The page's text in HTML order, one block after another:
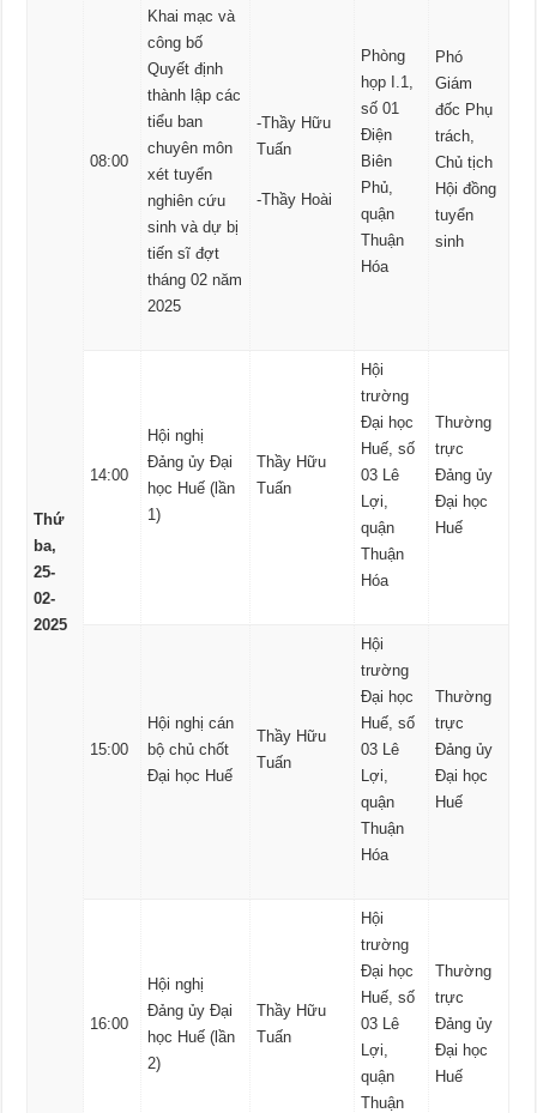
Thứ
ba,
25-
02-
2025
08:00
Khai mạc và
công bố
Quyết định
thành lập các
tiểu ban
chuyên môn
xét tuyển
nghiên cứu
sinh và dự bị
tiến sĩ đợt
tháng 02 năm
2025
-Thầy Hữu
Tuấn
-Thầy Hoài
Phòng
họp I.1,
số 01
Điện
Biên
Phủ,
quận
Thuận
Hóa
Phó
Giám
đốc Phụ
trách,
Chủ tịch
Hội đồng
tuyển
sinh
14:00
Hội nghị
Đảng ủy Đại
học Huế (lần
1)
Thầy Hữu
Tuấn
Hội
trường
Đại học
Huế, số
03 Lê
Lợi,
quận
Thuận
Hóa
Thường
trực
Đảng ủy
Đại học
Huế
15:00
Hội nghị cán
bộ chủ chốt
Đại học Huế
Thầy Hữu
Tuấn
Hội
trường
Đại học
Huế, số
03 Lê
Lợi,
quận
Thuận
Hóa
Thường
trực
Đảng ủy
Đại học
Huế
16:00
Hội nghị
Đảng ủy Đại
học Huế (lần
2)
Thầy Hữu
Tuấn
Hội
trường
Đại học
Huế, số
03 Lê
Lợi,
quận
Thuận
Thường
trực
Đảng ủy
Đại học
Huế